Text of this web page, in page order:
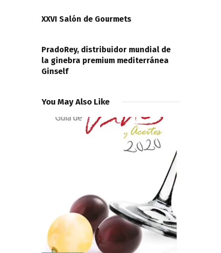
entradas
XXVI Salón de Gourmets
PradoRey, distribuidor mundial de
la ginebra premium mediterránea
Ginself
You May Also Like